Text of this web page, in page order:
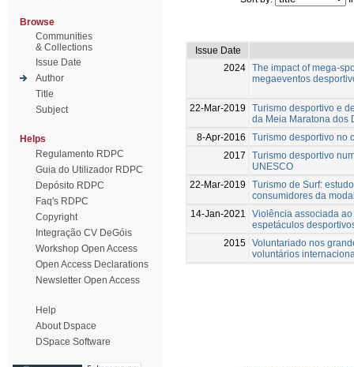
Browse
Communities
& Collections
Issue Date
Author
Title
Subject
Helps
Regulamento RDPC
Guia do Utilizador RDPC
Depósito RDPC
Faq's RDPC
Copyright
Integração CV DeGóis
Workshop Open Access
Open Access Declarations
Newsletter Open Access
Help
About Dspace
DSpace Software
Issue Date
2024 The impact of mega-
megaeventos
22-Mar-2019
Turismo desportivo e
da Meia Maratona dos
8-Apr-2016
Turismo desportivo no
2017
Turismo desportivo
UNESCO
22-Mar-2019
Turismo de Surf:
consumidores da
14-Jan-2021
Violência associada
espetáculos
2015 Voluntariado nos
voluntários